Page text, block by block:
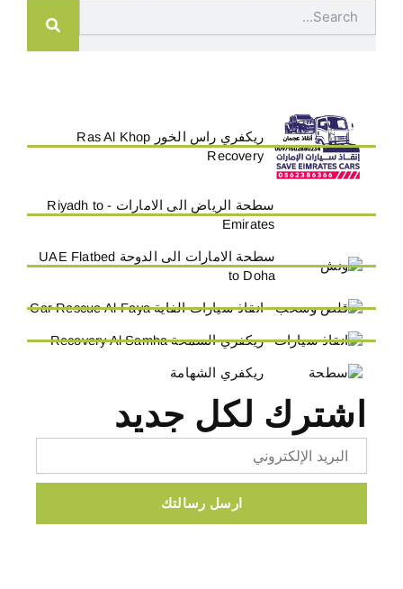
ريكفري راس الخور Ras Al Khop
Recovery
سطحة الرياض الى الامارات - Riyadh to
Emirates
سطحة الامارات الى الدوحة UAE Flatbed
to Doha
انقاذ سيارات الفاية Car Rescue Al-Faya
ريكفري السمحة Recovery Al Samha
ريكفري الشهامة
اشترك لكل جديد
ارسل رسالتك